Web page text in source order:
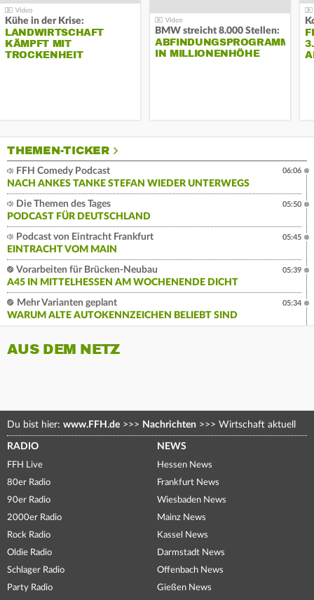
Kühe in der Krise:
LANDWIRTSCHAFT
KÄMPFT MIT
TROCKENHEIT
BMW streicht 8.000 Stellen:
ABFINDUNGSPROGRAMM
IN MILLIONENHÖHE
THEMEN-TICKER
FFH Comedy Podcast
NACH ANKES TANKE STEFAN WIEDER UNTERWEGS
06:06
Die Themen des Tages
PODCAST FÜR DEUTSCHLAND
05:50
Podcast von Eintracht Frankfurt
EINTRACHT VOM MAIN
05:45
Vorarbeiten für Brücken-Neubau
A45 IN MITTELHESSEN AM WOCHENENDE DICHT
05:39
Mehr Varianten geplant
WARUM ALTE AUTOKENNZEICHEN BELIEBT SIND
05:34
AUS DEM NETZ
Du bist hier: www.FFH.de >>> Nachrichten >>> Wirtschaft aktuell
RADIO
FFH Live
80er Radio
90er Radio
2000er Radio
Rock Radio
Oldie Radio
Schlager Radio
Party Radio
NEWS
Hessen News
Frankfurt News
Wiesbaden News
Mainz News
Kassel News
Darmstadt News
Offenbach News
Gießen News